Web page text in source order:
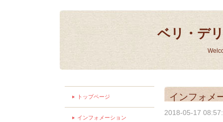
ベリ・デ
インフォメ
2018-05-17
トップページ
インフォメーション